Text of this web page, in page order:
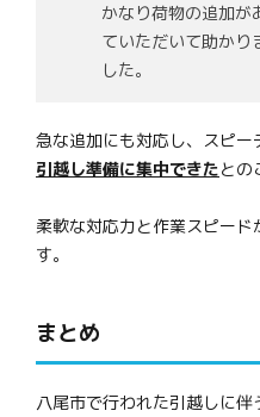
かなり荷物の追加が
ていただいて助かり
した。
急な追加にも対応し、スピー
引越し準備に集中できたとの
柔軟な対応力と作業スピー
す。
まとめ
八尾市で行われた引越しに伴